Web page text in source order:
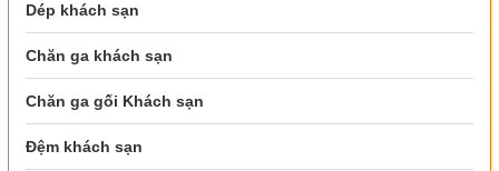
Dép khách sạn
Chăn ga khách sạn
Chăn ga gối Khách sạn
Đệm khách sạn